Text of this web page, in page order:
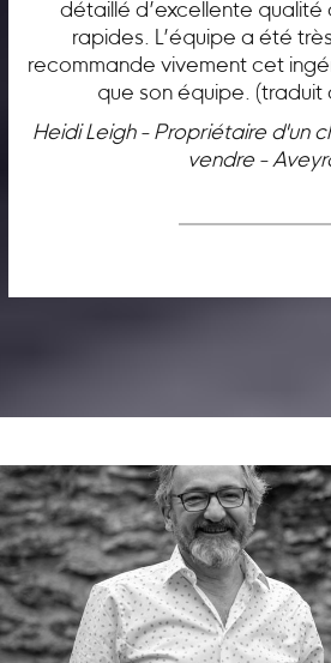
détaillé d’excellente qualité
rapides. L’équipe a été
recommande vivement cet
que son équipe. (traduit
Heidi Leigh - Propriétaire d'un
vendre -